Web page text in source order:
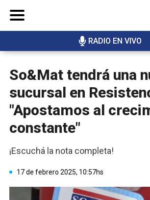
RADIO EN VIVO
So&Mat tendrá una
sucursal en
"Apostamos al
constante"
¡Escuchá la nota completa!
17 de febrero 2025, 10:57hs